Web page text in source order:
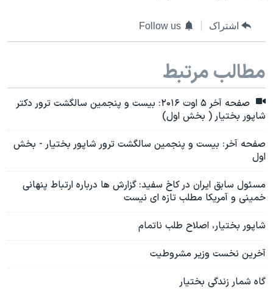
اشتراک Follow us
مطالب مرتبط
صفحه آخر ۵ اوت ۲۰۱۶: بیست و پنجمین سالگشت ترور دکتر
شاپور بختیار ( بخش اول)
صفحه آخر: بیست و پنجمین سالگشت ترور شاپور بختیار - بخش
اول
مسئول سابق ایران در کاخ سفید: گزارش ها درباره ارتباط پنهانی
خمینی و آمریکا مطلب تازه ای نیست
شاپور بختیار، اصلاح طلب ناتمام
آخرین نخست وزیر مشروطیت
گاه شمار زندگی بختیار